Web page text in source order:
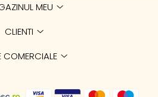
MEU
CLIENTI
COMERCIALE